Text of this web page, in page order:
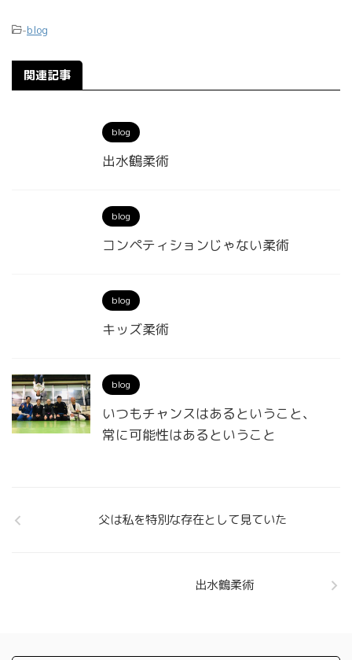
-blog
関連記事
blog
出水鶴柔術
blog
コンペティションじゃない柔術
blog
キッズ柔術
blog
いつもチャンスはあるということ、
常に可能性はあるということ
父は私を特別な存在として見ていた
出水鶴柔術